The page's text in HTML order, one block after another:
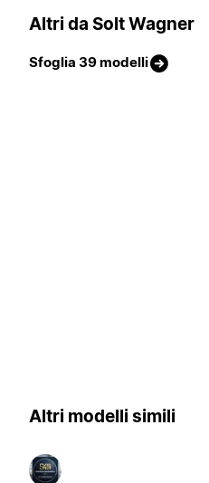
Altri da Solt Wagner
Sfoglia 39 modelli
Altri modelli simili